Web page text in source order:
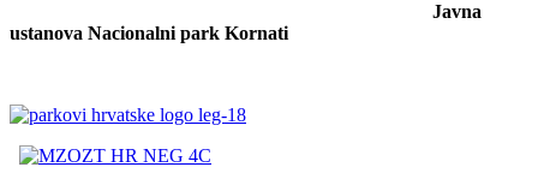
Javna
ustanova Nacionalni park Kornati